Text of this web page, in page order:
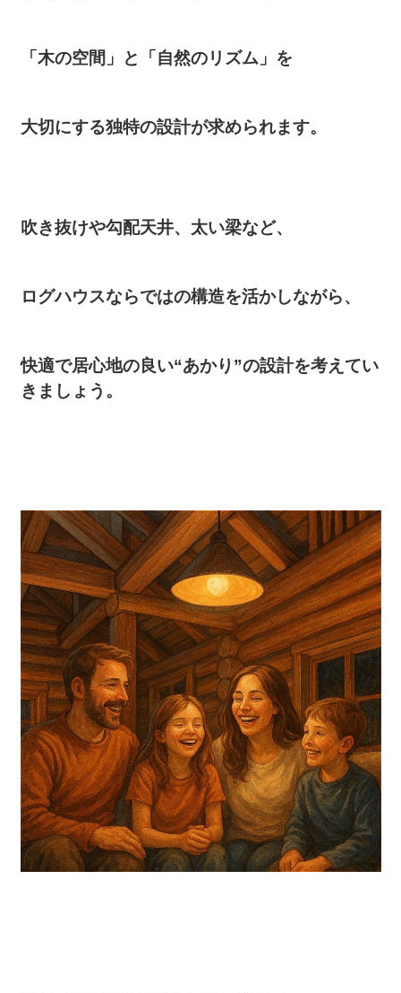
「木の空間」と「自然のリズム」を
大切にする独特の設計が求められます。
吹き抜けや勾配天井、太い梁など、
ログハウスならではの構造を活かしながら、
快適で居心地の良い“あかり”の設計を考えてい
きましょう。